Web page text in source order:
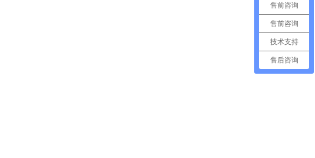
售前咨询
售前咨询
技术支持
售后咨询